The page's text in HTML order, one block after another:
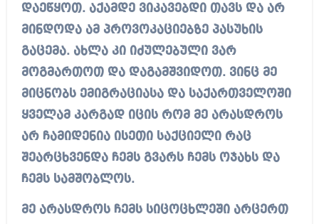
დაეწყოთ. აქამდე ვიკავებდი თავს და არ
მინდოდა ამ პროვოკაციებზე პასუხის
გაცემა. ახლა კი იძულებული ვარ
მოგმართოთ და დაგამშვიდოთ. ვინც მე
მიცნობს ემიგრაციასა და საქართველოში
ყველამ კარგად იცის რომ მე არასდროს
არ ჩამიდენია ისეთი საქციელი რაც
შეარცხვენდა ჩემს გვარს ჩემს ოჯახს და
ჩემს სამშობლოს.
მე არასდროს ჩემს სიცოცხლეში არცერთ